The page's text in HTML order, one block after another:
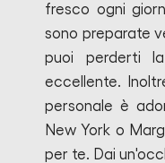
fresco ogni
sono preparate
puoi perderti
eccellente.
personale è
New York o
per te. Dai